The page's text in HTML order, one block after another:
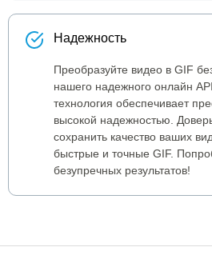
Надежность
Преобразуйте видео в GIF
нашего надежного онлайн
технология обеспечивает
высокой надежностью.
сохранить качество ваших
быстрые и точные GIF.
безупречных результатов!